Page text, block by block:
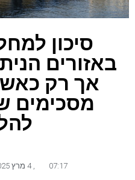
סיכון
באזורים
אך רק
מסכימים
07:17 4 מרץ 2025